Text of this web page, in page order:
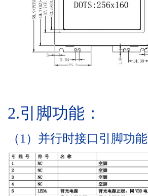
2.引脚功能 ：
（1）并行时接口引脚功能